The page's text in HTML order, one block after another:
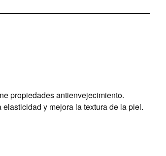
propiedades antienvejecimiento.
y mejora la textura de la piel.